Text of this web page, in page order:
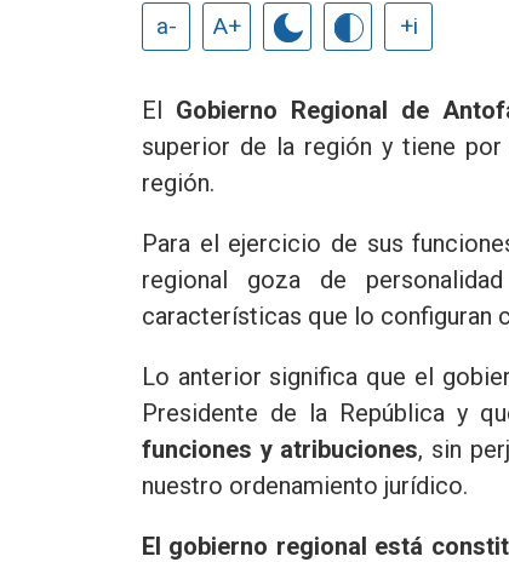
a- A+ +i
El Gobierno Regional de
superior de la región y tiene
región.
Para el ejercicio de sus
regional goza de
características que lo configuran
Lo anterior significa que el
Presidente de la República y
funciones y atribuciones, sin
nuestro ordenamiento jurídico.
El gobierno regional está